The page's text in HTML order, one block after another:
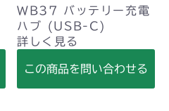
WB37 バッテリー充電
ハブ (USB-C)
詳しく見る
この商品を問い合わせる